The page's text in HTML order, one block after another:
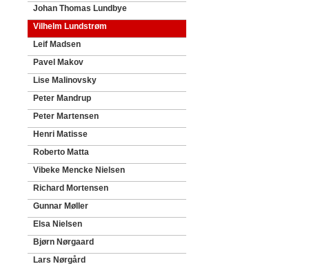
Johan Thomas Lundbye
Vilhelm Lundstrøm
Leif Madsen
Pavel Makov
Lise Malinovsky
Peter Mandrup
Peter Martensen
Henri Matisse
Roberto Matta
Vibeke Mencke Nielsen
Richard Mortensen
Gunnar Møller
Elsa Nielsen
Bjørn Nørgaard
Lars Nørgård